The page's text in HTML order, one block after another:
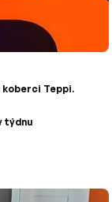
koberci Teppi.
týdnu